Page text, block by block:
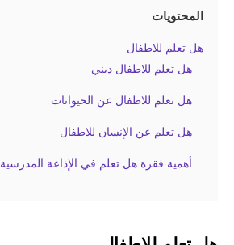
المحتويات
هل تعلم للاطفال
هل تعلم للاطفال ديني
هل تعلم للاطفال عن الحيوانات
هل تعلم عن الإنسان للاطفال
أهمية فقرة هل تعلم في الإذاعة المدرسية